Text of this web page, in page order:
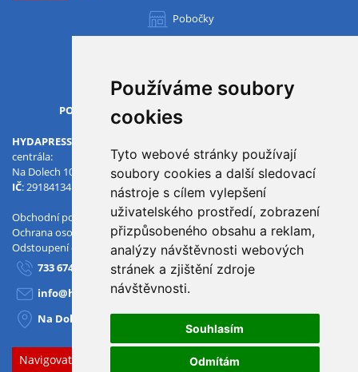
Používáme soubory
cookies
Tyto webové stránky používají
soubory cookies a další sledovací
nástroje s cílem vylepšení
uživatelského prostředí, zobrazení
přizpůsobeného obsahu a reklam,
analýzy návštěvnosti webových
stránek a zjištění zdroje
návštěvnosti.
Souhlasím
Odmítám
Pobočky
OTVÍRACÍ DOBA
PO-PÁ
HYDAPRESS CZ s.r.o.
centrála:
Na Dolech 109 586 01 Jihlava
IČ: 29184134 : CZ29184134
Obchodní podmínky
Ochrana osobních údajů
Odstoupení od smlouvy
733 674 293
info@hydapress.cz
Na Dolech 109, Jihlava
Navigovat sem